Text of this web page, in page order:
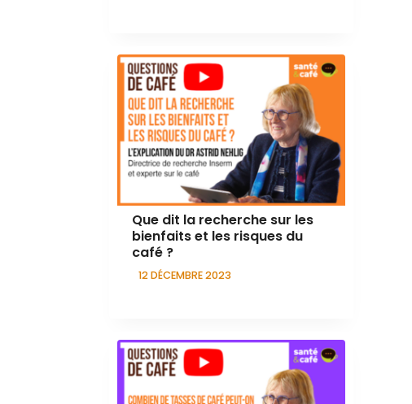
Que dit la recherche sur les
bienfaits et les risques du
café ?
12 DÉCEMBRE 2023